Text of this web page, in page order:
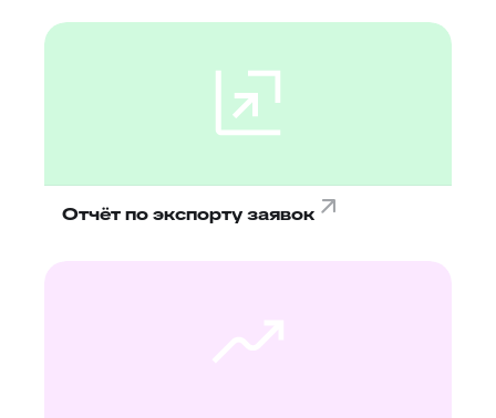
Отчёт по экспорту заявок